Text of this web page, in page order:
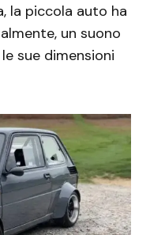
la piccola auto ha
un suono
sue dimensioni